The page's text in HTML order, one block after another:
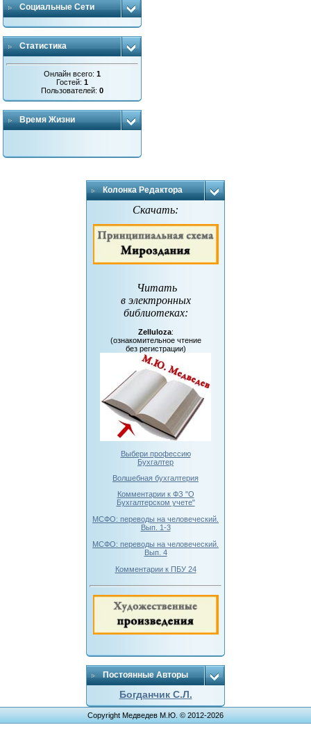
Социальные Сети
Статистика
Онлайн всего:1
Гостей:1
Пользователей:0
Время Жизни
Колонка Редактора
Скачать:
Читать
в электронных
библиотеках:
Zelluloza:
(ознакомительное чтение
без регистрации)
Выбери профессию
Бухгалтер
Волшебная бухгалтерия
Комментарии к ФЗ "О
Бухгалтерском учете"
МСФО: переводы на человеческий.
Вып. 1-3
МСФО: переводы на человеческий.
Вып. 4
Комментарии к ПБУ 24
Постоянные Авторы
Богданчик С.Л.
Copyright Медведев М.Ю. © 2012-2026